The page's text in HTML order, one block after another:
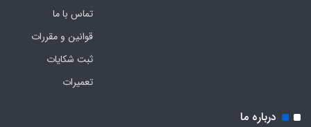
تماس با ما
قوانین و مقررات
ثبت شکایات
تعمیرات
درباره ما